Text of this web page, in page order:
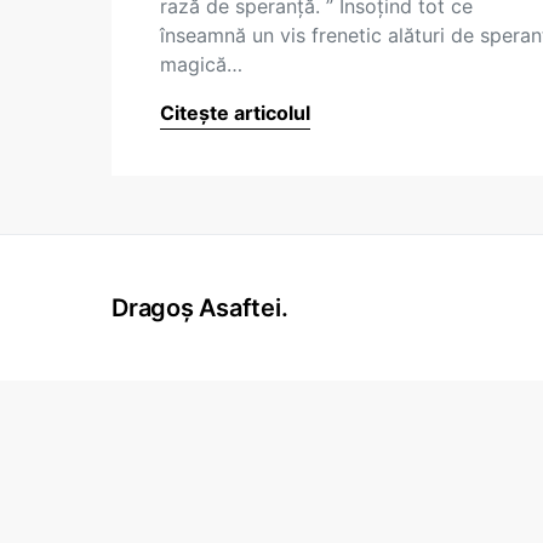
rază de speranţă. ” Însoţind tot ce
înseamnă un vis frenetic alături de
magică…
Citește articolul
Dragoș Asaftei.